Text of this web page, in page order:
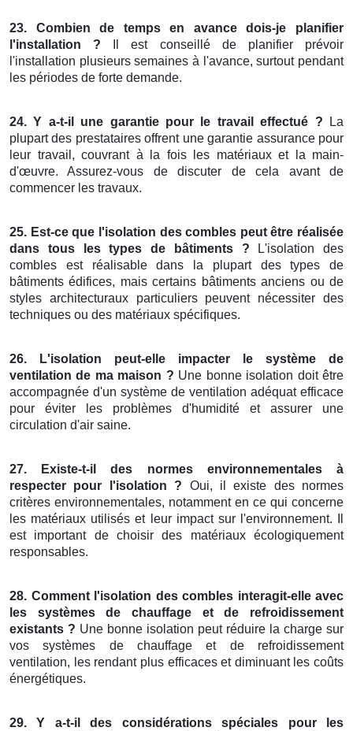
23. Combien de temps en avance dois-je planifier
l'installation ? Il est conseillé de planifier prévoir
l'installation plusieurs semaines à l'avance, surtout pendant
les périodes de forte demande.
24. Y a-t-il une garantie pour le travail effectué ? La
plupart des prestataires offrent une garantie assurance pour
leur travail, couvrant à la fois les matériaux et la main-
d'œuvre. Assurez-vous de discuter de cela avant de
commencer les travaux.
25. Est-ce que l'isolation des combles peut être réalisée
dans tous les types de bâtiments ? L'isolation des
combles est réalisable dans la plupart des types de
bâtiments édifices, mais certains bâtiments anciens ou de
styles architecturaux particuliers peuvent nécessiter des
techniques ou des matériaux spécifiques.
26. L'isolation peut-elle impacter le système de
ventilation de ma maison ? Une bonne isolation doit être
accompagnée d'un système de ventilation adéquat efficace
pour éviter les problèmes d'humidité et assurer une
circulation d'air saine.
27. Existe-t-il des normes environnementales à
respecter pour l'isolation ? Oui, il existe des normes
critères environnementales, notamment en ce qui concerne
les matériaux utilisés et leur impact sur l'environnement. Il
est important de choisir des matériaux écologiquement
responsables.
28. Comment l'isolation des combles interagit-elle avec
les systèmes de chauffage et de refroidissement
existants ? Une bonne isolation peut réduire la charge sur
vos systèmes de chauffage et de refroidissement
ventilation, les rendant plus efficaces et diminuant les coûts
énergétiques.
29. Y a-t-il des considérations spéciales pour les